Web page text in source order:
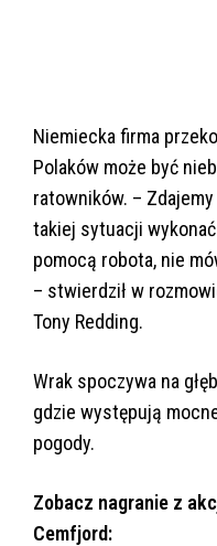
Niemiecka firma
Polaków może być
ratowników. –
takiej sytuacji
pomocą robota, nie
– stwierdził w
Tony Redding.
Wrak spoczywa na
gdzie występują
pogody.
Zobacz nagranie z
Cemfjord: